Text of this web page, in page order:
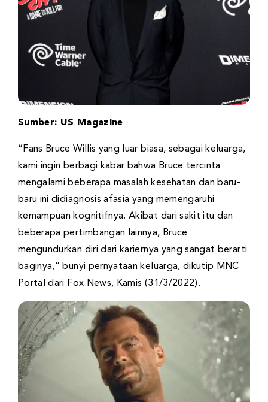
Sumber: US Magazine
“Fans Bruce Willis yang luar biasa, sebagai keluarga,
kami ingin berbagi kabar bahwa Bruce tercinta
mengalami beberapa masalah kesehatan dan baru-
baru ini didiagnosis afasia yang memengaruhi
kemampuan kognitifnya. Akibat dari sakit itu dan
beberapa pertimbangan lainnya, Bruce
mengundurkan diri dari kariernya yang sangat berarti
baginya,” bunyi pernyataan keluarga, dikutip MNC
Portal dari Fox News, Kamis (31/3/2022).